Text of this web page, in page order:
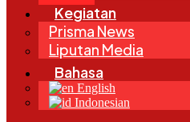
Kegiatan
Prisma News
Liputan Media
Bahasa
English
Indonesian